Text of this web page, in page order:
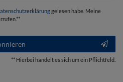
gelesen habe. Meine
** Hierbei handelt es sich um ein Pflichtfeld.